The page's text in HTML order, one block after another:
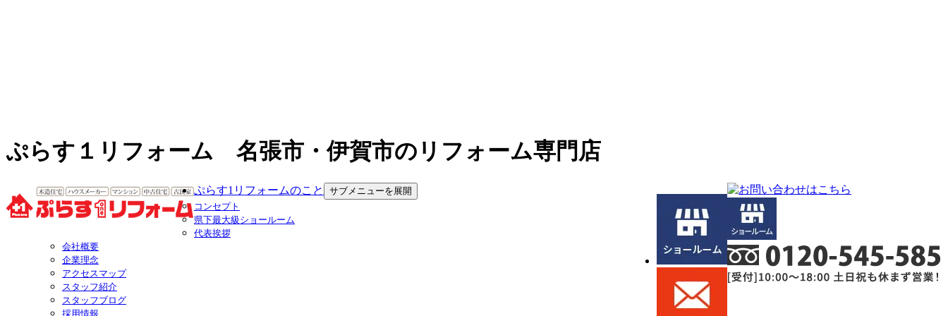
ぷらす１リフォーム 名張市・伊賀市のリフォーム専門店
ぷらす1リフォームのこと
サブメニューを展開
コンセプト
県下最大級ショールーム
代表挨拶
会社概要
企業理念
アクセスマップ
スタッフ紹介
スタッフブログ
採用情報